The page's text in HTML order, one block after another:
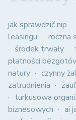
jak sprawdzić nip
leasingu
roczna
środek trwały
płatności
natury
czynny
zatrudnienia
turkusowa
biznesowych
ai